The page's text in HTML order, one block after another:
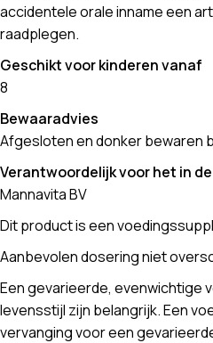
accidentele orale inname een
raadplegen.
Geschikt voor kinderen vanaf
8
Bewaaradvies
Afgesloten en donker bewaren
Verantwoordelijk voor het in
Mannavita BV
Dit product is een
Aanbevolen dosering niet
Een gevarieerde, evenwichtige
levensstijl zijn belangrijk. Een
vervanging voor een